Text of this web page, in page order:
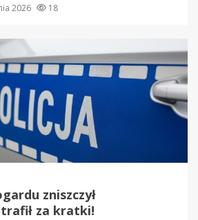
2026 18
zniszczył
za kratki!